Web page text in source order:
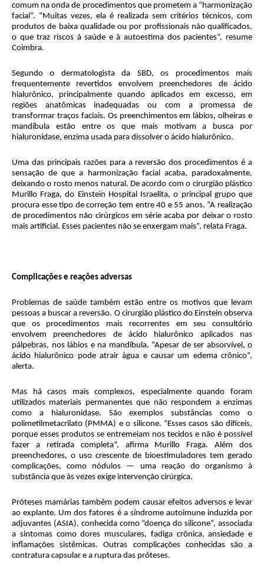
comum na onda de procedimentos que prometem a “harmonização
facial”. “Muitas vezes, ela é realizada sem critérios técnicos, com
produtos de baixa qualidade ou por profissionais não qualificados,
o que traz riscos à saúde e à autoestima dos pacientes”, resume
Coimbra.
Segundo o dermatologista da SBD, os procedimentos mais
frequentemente revertidos envolvem preenchedores de ácido
hialurônico, principalmente quando aplicados em excesso, em
regiões anatômicas inadequadas ou com a promessa de
transformar traços faciais. Os preenchimentos em lábios, olheiras e
mandíbula estão entre os que mais motivam a busca por
hialuronidase, enzima usada para dissolver o ácido hialurônico.
Uma das principais razões para a reversão dos procedimentos é a
sensação de que a harmonização facial acaba, paradoxalmente,
deixando o rosto menos natural. De acordo com o cirurgião plástico
Murillo Fraga, do Einstein Hospital Israelita, o principal grupo que
procura esse tipo de correção tem entre 40 e 55 anos. “A realização
de procedimentos não cirúrgicos em série acaba por deixar o rosto
mais artificial. Esses pacientes não se enxergam mais”, relata Fraga.
Complicações e reações adversas
Problemas de saúde também estão entre os motivos que levam
pessoas a buscar a reversão. O cirurgião plástico do Einstein observa
que os procedimentos mais recorrentes em seu consultório
envolvem preenchedores de ácido hialurônico aplicados nas
pálpebras, nos lábios e na mandíbula. “Apesar de ser absorvível, o
ácido hialurônico pode atrair água e causar um edema crônico”,
alerta.
Mas há casos mais complexos, especialmente quando foram
utilizados materiais permanentes que não respondem a enzimas
como a hialuronidase. São exemplos substâncias como o
polimetilmetacrilato (PMMA) e o silicone. “Esses casos são difíceis,
porque esses produtos se entremeiam nos tecidos e não é possível
fazer a retirada completa”, afirma Murillo Fraga. Além dos
preenchedores, o uso crescente de bioestimuladores tem gerado
complicações, como nódulos — uma reação do organismo à
substância que às vezes exige intervenção cirúrgica.
Próteses mamárias também podem causar efeitos adversos e levar
ao explante. Um dos fatores é a síndrome autoimune induzida por
adjuvantes (ASIA), conhecida como “doença do silicone”, associada
a sintomas como dores musculares, fadiga crônica, ansiedade e
inflamações sistêmicas. Outras complicações conhecidas são a
contratura capsular e a ruptura das próteses.